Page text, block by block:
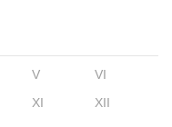
V
VI
XI XII